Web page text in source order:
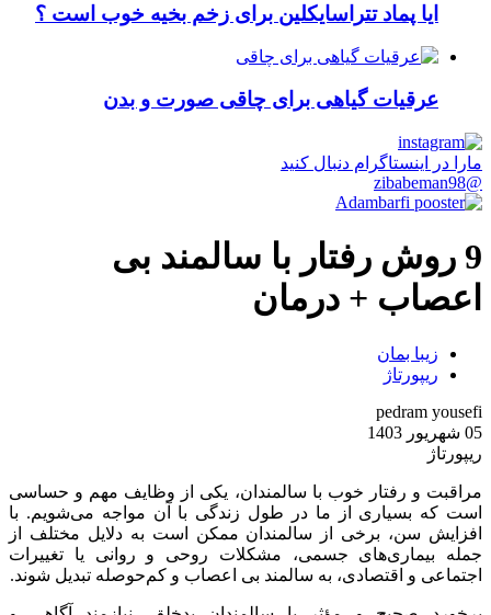
ایا پماد تتراسایکلین برای زخم بخیه خوب است ؟
عرقیات گیاهی برای چاقی صورت و بدن
مارا در اینستاگرام دنبال کنید
@zibabeman98
9 روش رفتار با سالمند بی
اعصاب + درمان
زیبا بمان
ریپورتاژ
pedram yousefi
05 شهریور 1403
ریپورتاژ
مراقبت و رفتار خوب با سالمندان، یکی از وظایف مهم و حساسی
است که بسیاری از ما در طول زندگی با آن مواجه می‌شویم. با
افزایش سن، برخی از سالمندان ممکن است به دلایل مختلف از
جمله بیماری‌های جسمی، مشکلات روحی و روانی یا تغییرات
اجتماعی و اقتصادی، به سالمند بی اعصاب و کم‌حوصله‌ تبدیل شوند.